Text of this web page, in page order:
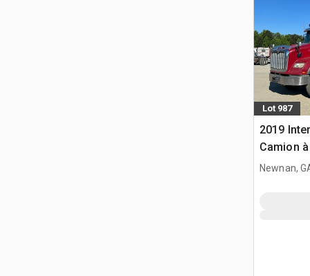
Lot 987
2019
Camion
Tri/E
Newnan,